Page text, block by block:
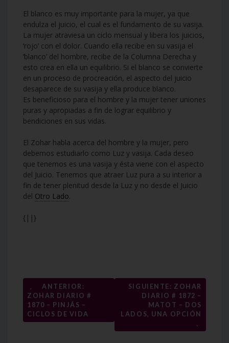
El blanco es muy importante para la mujer, ya que
endulza el juicio, el cual es el fundamento de su vasija.
La mujer atraviesa un ciclo mensual y libera los juicios,
‘rojo’ con el dolor. Cuando ella recibe en su vasija el
‘blanco’ del hombre, recibe de la Columna Derecha y
esto crea en ella un equilibrio. Si el blanco se convierte
en un proceso de procreación, el aspecto del juicio
desaparece de su vasija y ella produce blanco.
Es beneficioso para el hombre y la mujer tener uniones
puras y apropiadas a fin de lograr equilibrio y
bendiciones en sus vidas.
El Zohar habla acerca del hombre y la mujer, pero
debemos estudiarlo como Luz y vasija. Cada deseo
que tenemos es una vasija y ésta viene con el aspecto
del Juicio. Tenemos que atraer Luz pura a su interior a
fin de tener plenitud desde la Luz y no desde el Juicio
del Otro Lado.
{||}
Navegación
de
entradas
←
ANTERIOR:
ZOHAR DIARIO #
1870 – PINJÁS –
CICLOS DE VIDA
SIGUIENTE: ZOHAR
DIARIO # 1872 –
MATOT – DOS
LADOS, UNA OPCIÓN
→